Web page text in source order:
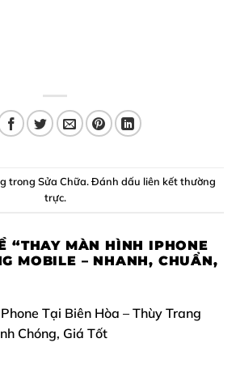
trong Sửa Chữa. Đánh dấu liên kết thường
trực.
“THAY MÀN HÌNH IPHONE
MOBILE – NHANH, CHUẨN,
Tại Biên Hòa – Thùy Trang
Chóng, Giá Tốt